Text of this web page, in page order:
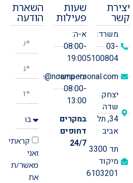
יצירת
קשר
משרד:
03-
5100804
office@noampersonal.com
יצחק
שדה
34, תל
אביב
תד 3300
מיקוד
6103201
שעות
פעילות
א-ה:
08:00-
19:00
ימי שישי:
08:00-
13:00
במקרים
דחופים
24/7
השארת
הודעה
קראתי
ואני
מאשר/ת
את